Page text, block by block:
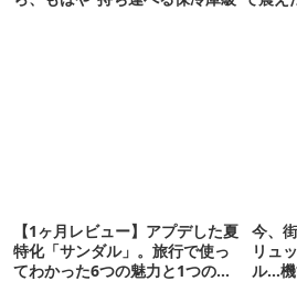
【1ヶ月レビュー】アプデした夏
特化「サンダル」。旅行で使っ
てわかった6つの魅力と1つの注
今、
リュ
ル…